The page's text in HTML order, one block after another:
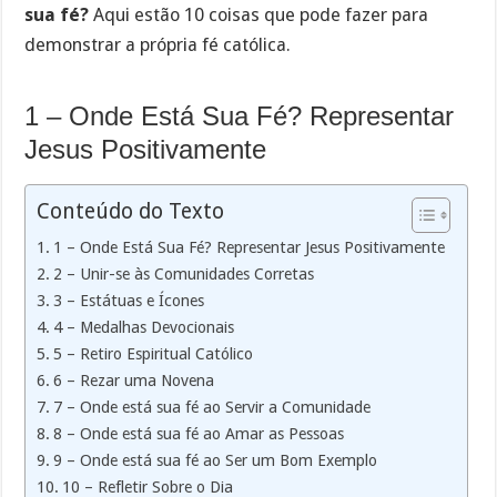
sua fé? Aqui estão 10 coisas que pode fazer para
demonstrar a própria fé católica.
1 – Onde Está Sua Fé? Representar
Jesus Positivamente
Conteúdo do Texto
1 – Onde Está Sua Fé? Representar Jesus Positivamente
2 – Unir-se às Comunidades Corretas
3 – Estátuas e Ícones
4 – Medalhas Devocionais
5 – Retiro Espiritual Católico
6 – Rezar uma Novena
7 – Onde está sua fé ao Servir a Comunidade
8 – Onde está sua fé ao Amar as Pessoas
9 – Onde está sua fé ao Ser um Bom Exemplo
10 – Refletir Sobre o Dia